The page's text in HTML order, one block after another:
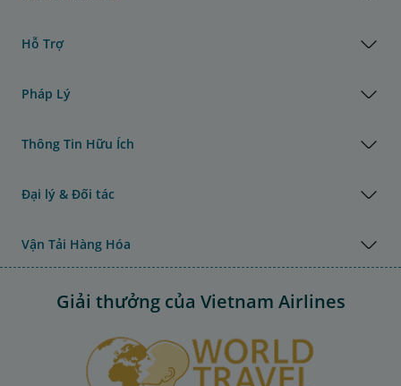
Hỗ Trợ
Pháp Lý
Thông Tin Hữu Ích
Đại lý & Đối tác
Vận Tải Hàng Hóa
Giải thưởng của Vietnam Airlines